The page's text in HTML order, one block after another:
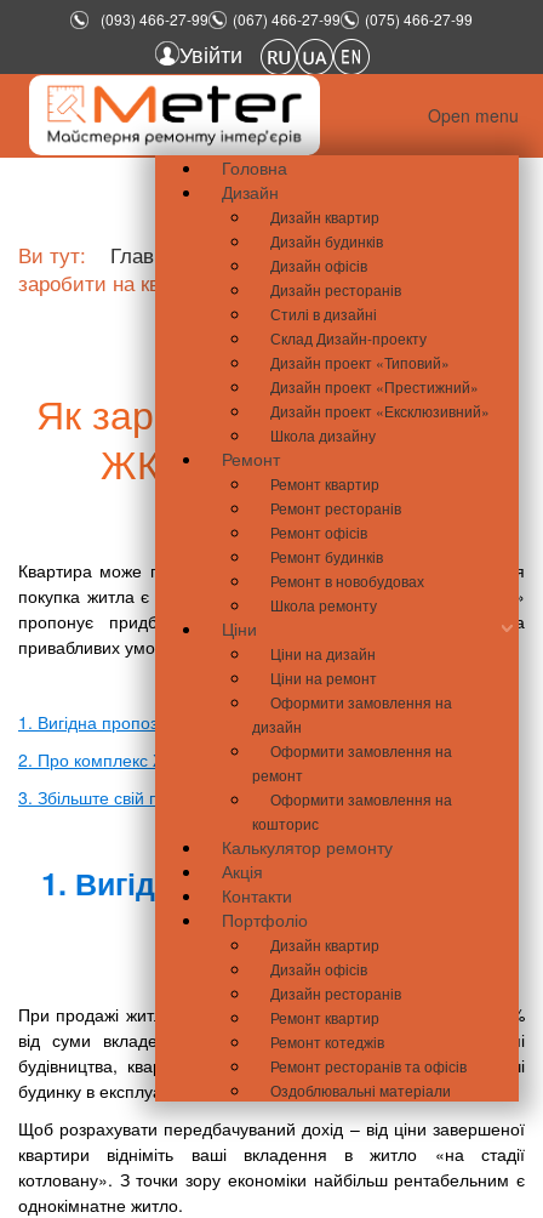
(093) 466-27-99 (067) 466-27-99 (075) 466-27-99
Увійти
Open menu
Головна
Дизайн
Дизайн квартир
Дизайн будинків
Дизайн офісів
Дизайн ресторанів
Стилі в дизайні
Склад Дизайн-проекту
Дизайн проект «Типовий»
Дизайн проект «Престижний»
Дизайн проект «Ексклюзивний»
Школа дизайну
Ремонт
Ремонт квартир
Ремонт ресторанів
Ремонт офісів
Ремонт будинків
Ремонт в новобудовах
Школа ремонту
Ціни
Ціни на дизайн
Ціни на ремонт
Оформити замовлення на
дизайн
Оформити замовлення на
ремонт
Оформити замовлення на
кошторис
Калькулятор ремонту
Акція
Контакти
Портфоліо
Дизайн квартир
Дизайн офісів
Дизайн ресторанів
Ремонт квартир
Ремонт котеджів
Ремонт ресторанів та офісів
Оздоблювальні матеріали
Ви тут: Главная Новини нерухомості
заробити на квартирі в ЖК «Метрополіс»?
Як заробити на квартирі в
ЖК «Метрополіс»?
Квартира може приносити непоганий прибуток, однак не вся
покупка житла є хорошою інвестицією. Компанія «DIM group»
пропонує придбати нерухомість в ЖК «Метрополіс» на
привабливих умовах.
Зміст
1. Вигідна пропозиція від «DIM group»
2. Про комплекс ЖК «Метрополіс»
3. Збільште свій прибуток з МЕТЕР
1. Вигідна пропозиція від «DIM
group»
При продажі житла в даному комплексі ви повертаєте до 50%
від суми вкладень. Річ у тому, що на початковому етапі
будівництва, квартири завжди дешевше, ніж в момент здачі
будинку в експлуатацію.
Щоб розрахувати передбачуваний дохід – від ціни завершеної
квартири відніміть ваші вкладення в житло «на стадії
котловану». З точки зору економіки найбільш рентабельним є
однокімнатне житло.